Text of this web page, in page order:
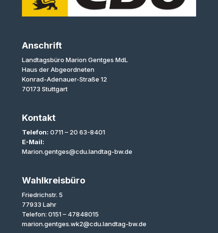
Anschrift
Landtagsbüro Marion Gentges MdL
Haus der Abgeordneten
Konrad-Adenauer-Straße 12
70173 Stuttgart
Kontakt
Telefon: 0711 – 20 63-8401
E-Mail:
Marion.gentges@cdu.landtag-bw.de
Wahlkreisbüro
Friedrichstr. 5
77933 Lahr
Telefon: 0151 – 47848015
marion.gentges.wk2@cdu.landtag-bw.de